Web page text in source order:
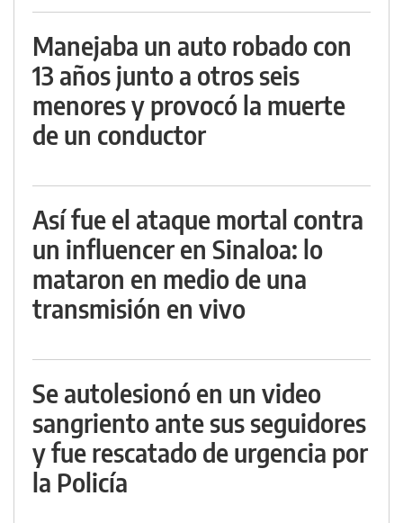
Manejaba un auto robado con
13 años junto a otros seis
menores y provocó la muerte
de un conductor
Así fue el ataque mortal contra
un influencer en Sinaloa: lo
mataron en medio de una
transmisión en vivo
Se autolesionó en un video
sangriento ante sus seguidores
y fue rescatado de urgencia por
la Policía